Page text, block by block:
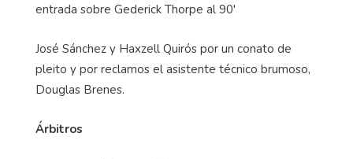
entrada sobre Gederick Thorpe al 90'
José Sánchez y Haxzell Quirós por un conato de
pleito y por reclamos el asistente técnico brumoso,
Douglas Brenes.
Árbitros